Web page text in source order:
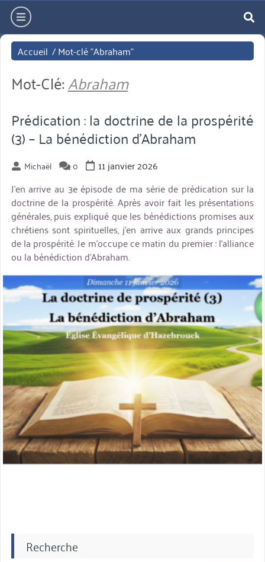
Aller
directement
au
contenu
hamburger
Accueil /Mot-clé "Abraham"
Mot-Clé:Abraham
Prédication : la doctrine de la prospérité
(3) – La bénédiction d’Abraham
Michaël 0
11 janvier 2026
J’en arrive au 3e épisode de ma série de prédication sur la
doctrine de la prospérité. Après avoir fait les présentations
générales, puis expliqué que les bénédictions promises aux
chrétiens sont spirituelles, j’en arrive aux grands principes
de la prospérité. Je m’occupe ce matin du premier : l’alliance
ou la bénédiction d’Abraham.
miniature
Recherche